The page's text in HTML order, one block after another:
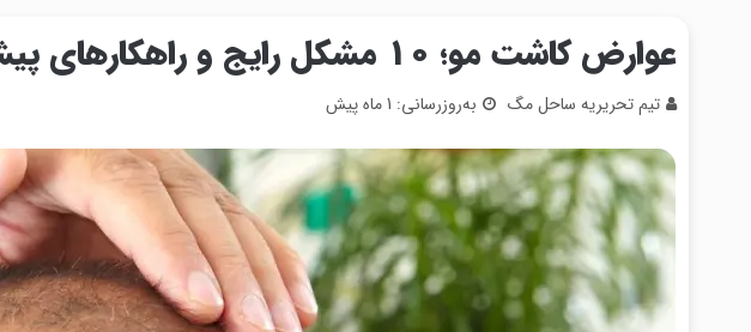
عوارض کاشت مو؛ 10 مشکل رایج و راهکارهای پیشگیری
تیم تحریریه ساحل مگ به‌روزرسانی: 1 ماه پیش